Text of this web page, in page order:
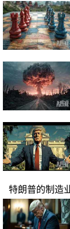
特朗普的制造